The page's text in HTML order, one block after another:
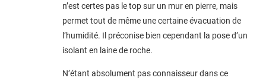
n’est certes pas le top sur un mur en pierre, mais
permet tout de même une certaine évacuation de
l’humidité. Il préconise bien cependant la pose d’un
isolant en laine de roche.
N’étant absolument pas connaisseur dans ce